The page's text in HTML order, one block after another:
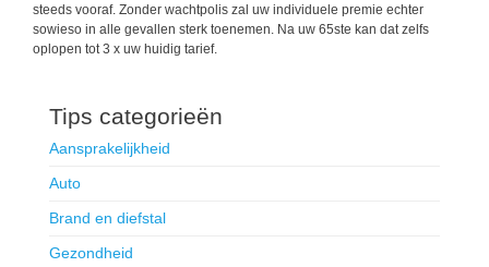
steeds vooraf. Zonder wachtpolis zal uw individuele premie echter
sowieso in alle gevallen sterk toenemen. Na uw 65ste kan dat zelfs
oplopen tot 3 x uw huidig tarief.
Tips categorieën
Aansprakelijkheid
Auto
Brand en diefstal
Gezondheid